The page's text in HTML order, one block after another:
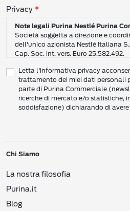
Consensi sulla privacy
Privacy
Note legali Purina Nestlé Purina
Società soggetta a direzione e
dell'unico azionista Nestlé Italiana
Cap. Soc. int. vers. Euro 25.582.492.
6 - 20057 Assago (Mi)
Tel.: +39 02 8181 1
Codice Fiscale e Partita I.V.A.
PEC: pur.it@pec.it
(“Informativa”) per conoscere le nostre
Questa Informativa vale per i singoli individui
Nestlé come consumatori (‘voi’).
“Noi”, Ci”). Spiega inoltre come potete
Letta l'informativa privacy
trattamento dei miei dati personali
parte di Purina Commerciale
ricerche di mercato e/o statistiche,
soddisfazione) dichiarando di
Chi Siamo
La nostra filosofia
Purina.it
Blog